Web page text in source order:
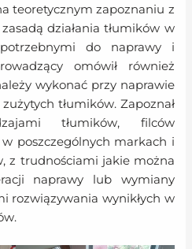
teoretycznym zapoznaniu z
działania tłumików w
do naprawy i
omówił również
wykonać przy naprawie
tłumików. Zapoznał
tłumików, filców
poszczególnych markach i
z trudnościami jakie można
naprawy lub wymiany
rozwiązywania wynikłych w